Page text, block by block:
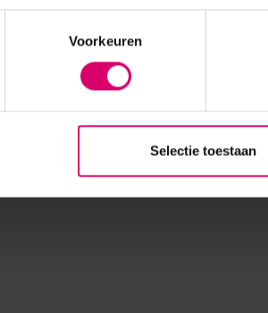
Voorkeuren
Selectie toestaan